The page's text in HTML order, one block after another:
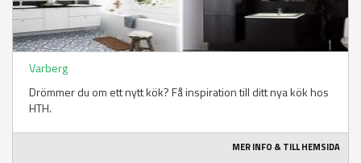
Varberg
Drömmer du om ett nytt kök? Få inspiration till ditt nya kök hos
HTH.
MER INFO & TILL HEMSIDA